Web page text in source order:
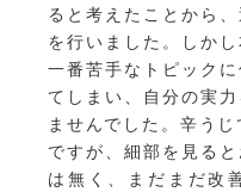
ると考えたことから
を行いました。しか
一番苦手なトピック
てしまい、自分の実
ませんでした。辛う
ですが、細部を見る
は無く、まだまだ改